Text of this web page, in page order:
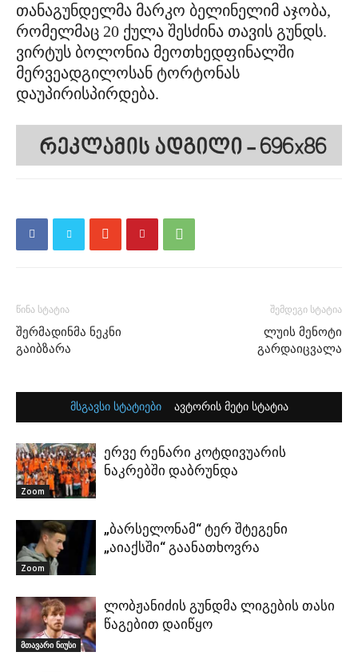
თანაგუნდელმა მარკო ბელინელიმ აჯობა,
რომელმაც 20 ქულა შესძინა თავის გუნდს.
ვირტუს ბოლონია მეოთხედფინალში
მერვეადგილოსან ტორტონას
დაუპირისპირდება.
წინა სტატია
შერმადინმა ნეკნი
გაიბზარა
შემდეგი სტატია
ლუის მენოტი
გარდაიცვალა
მსგავსი სტატიები ავტორის მეტი სტატია
Zoom
ერვე რენარი კოტდივუარის
ნაკრებში დაბრუნდა
Zoom
„ბარსელონამ“ ტერ შტეგენი
„აიაქსში“ გაანათხოვრა
მთავარი ნიუსი
ლობჟანიძის გუნდმა ლიგების თასი
წაგებით დაიწყო